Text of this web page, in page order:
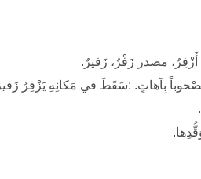
مصدر زَفْرٌ، زَفيرٌ.
بِآهاتٍ. :سَقَطَ في مَكانِهِ يَزْفِرُ